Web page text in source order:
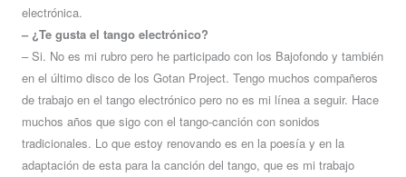
electrónica.
– ¿Te gusta el tango electrónico?
– Si. No es mi rubro pero he participado con los Bajofondo y también
en el último disco de los Gotan Project. Tengo muchos compañeros
de trabajo en el tango electrónico pero no es mi línea a seguir. Hace
muchos años que sigo con el tango-canción con sonidos
tradicionales. Lo que estoy renovando es en la poesía y en la
adaptación de esta para la canción del tango, que es mi trabajo